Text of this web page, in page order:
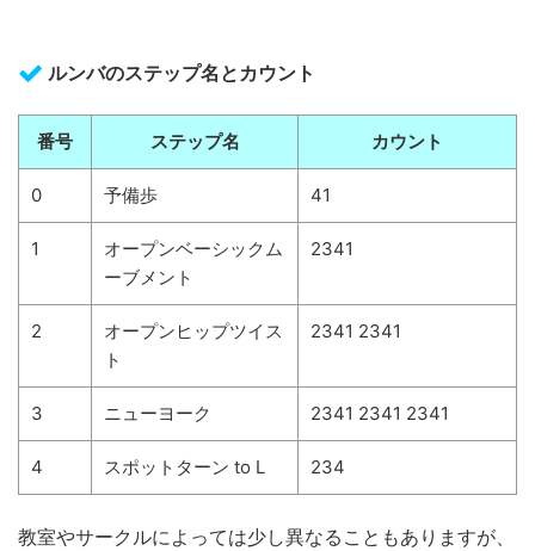
ルンバのステップ名とカウント
番号 ステップ名 カウント
0 予備歩 41
1
オープンベーシックム
ーブメント
2341
2
オープンヒップツイス
ト
2341 2341
3 ニューヨーク 2341 2341 2341
4 スポットターン to L 234
教室やサークルによっては少し異なることもありますが、